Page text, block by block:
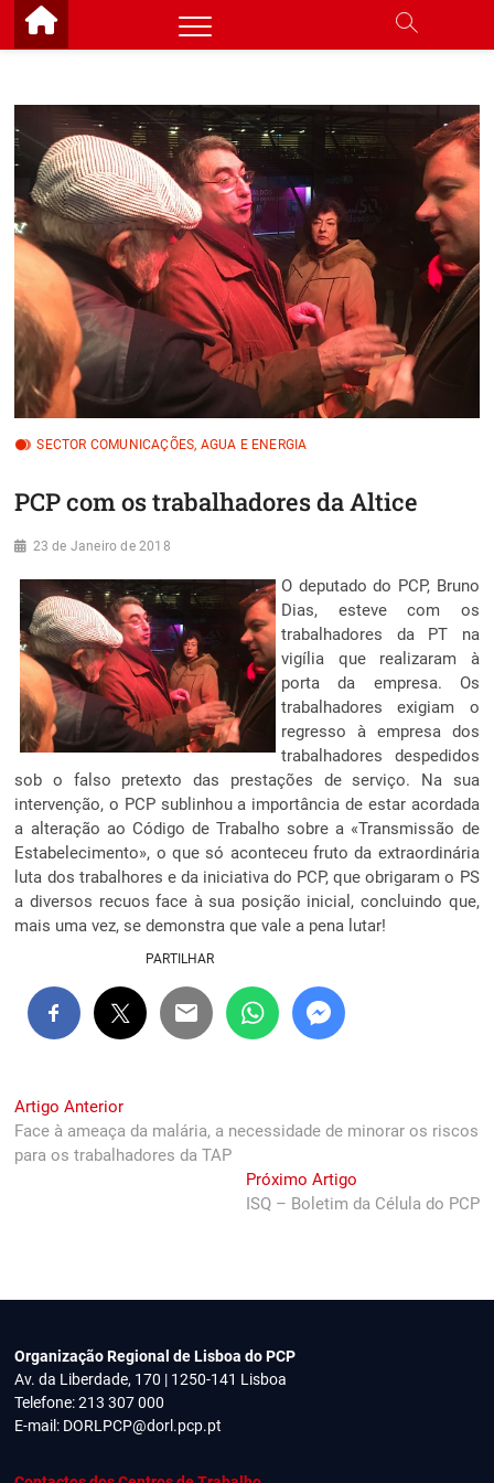
Skip
SECTOR COMUNICAÇÕES, AGUA E ENERGIA
PCP com os trabalhadores da Altice
23 de Janeiro de 2018
O deputado do PCP, Bruno
Dias, esteve com os
trabalhadores da PT na
vigília que realizaram à
porta da empresa. Os
trabalhadores exigiam o
regresso à empresa dos
trabalhadores despedidos
sob o falso pretexto das prestações de serviço. Na sua
intervenção, o PCP sublinhou a importância de estar acordada
a alteração ao Código de Trabalho sobre a «Transmissão de
Estabelecimento», o que só aconteceu fruto da extraordinária
luta dos trabalhores e da iniciativa do PCP, que obrigaram o PS
a diversos recuos face à sua posição inicial, concluindo que,
mais uma vez, se demonstra que vale a pena lutar!
PARTILHAR
Navegação
de
artigos
Artigo AnteriorPrevious
post:
Face à ameaça da malária, a necessidade de minorar os riscos
para os trabalhadores da TAP
Próximo ArtigoNext
post:
ISQ – Boletim da Célula do PCP
Organização Regional de Lisboa do PCP
Av. da Liberdade, 170 | 1250-141 Lisboa
Telefone: 213 307 000
E-mail: DORLPCP@dorl.pcp.pt